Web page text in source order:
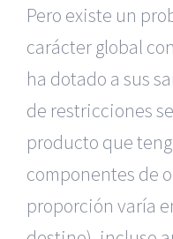
Pero existe un
carácter global
ha dotado a sus
de restricciones
producto que
componentes de
proporción varía